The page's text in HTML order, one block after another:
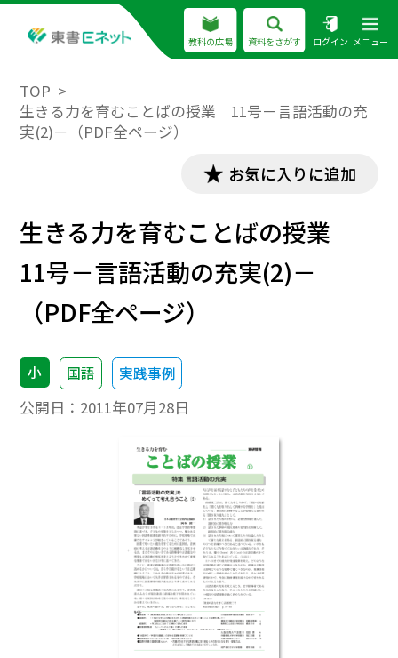
教科の広場 資料をさがす ログイン メニュー
TOP
生きる力を育むことばの授業 11号－言語活動の充
実(2)－（PDF全ページ）
お気に入りに追加
生きる力を育むことばの授業
11号－言語活動の充実(2)－
（PDF全ページ）
小 国語 実践事例
公開日： 2011年07月28日